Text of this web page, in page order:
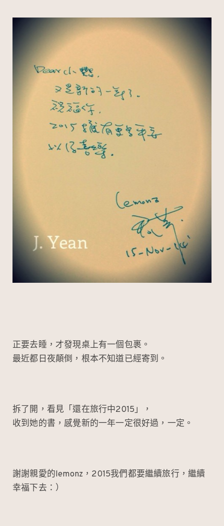
正要去睡，才發現桌上有一個包裹。
最近都日夜顛倒，根本不知道已經寄到。
拆了開，看見「還在旅行中2015」，
收到她的書，感覺新的一年一定很好過，一定。
謝謝親愛的lemonz，2015我們都要繼續旅行，繼續
幸福下去：）